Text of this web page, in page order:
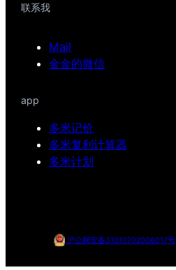
联系我
Mail
金金的微信
app
多米记价
多米复利计算器
多米计划
沪公网安备31010702008017号